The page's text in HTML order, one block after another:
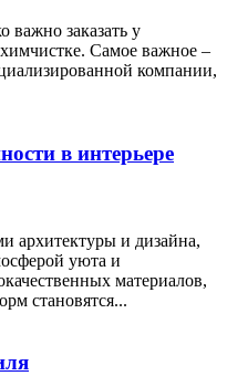
заказать у
Самое важное –
компании,
в интерьере
архитектуры и дизайна,
уюта и
материалов,
становятся...